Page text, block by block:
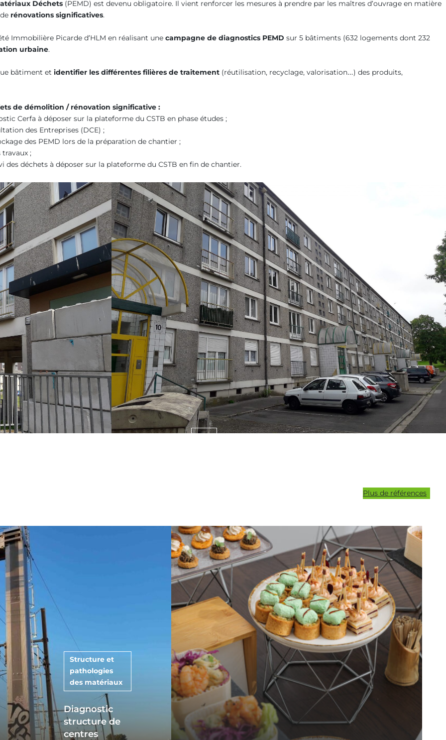
Déchets (PEMD) est devenu obligatoire. Il vient renforcer les mesures à prendre par les maîtres d’ouvrage en matière
rénovations significatives.
Immobilière Picarde d’HLM en réalisant une campagne de diagnostics PEMD sur 5 bâtiments (632 logements dont 232
urbaine.
bâtiment et identifier les différentes filières de traitement (réutilisation, recyclage, valorisation…) des produits,
de démolition / rénovation significative :
Cerfa à déposer sur la plateforme du CSTB en phase études ;
des Entreprises (DCE) ;
des PEMD lors de la préparation de chantier ;
travaux ;
déchets à déposer sur la plateforme du CSTB en fin de chantier.
Plus de références
RSE
Structure et
pathologies
des matériaux
Diagnostic
structure de
centres